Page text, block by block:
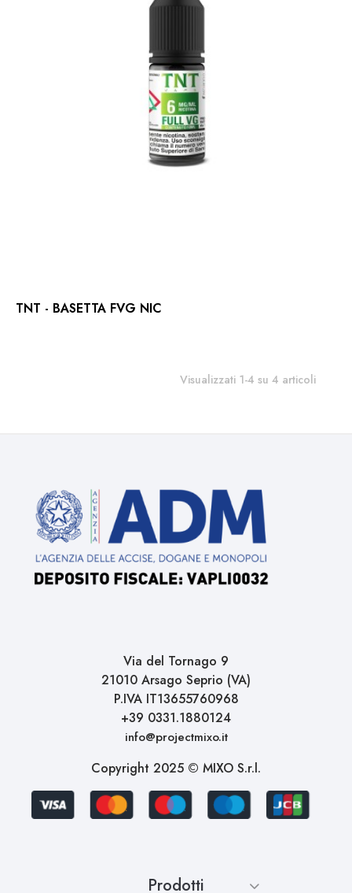
TNT - BASETTA FVG NIC
Visualizzati 1-4 su 4 articoli
Via del Tornago 9
21010 Arsago Seprio (VA)
P.IVA IT13655760968
+39 0331.1880124
info@projectmixo.it
Copyright 2025 © MIXO S.r.l.
Prodotti